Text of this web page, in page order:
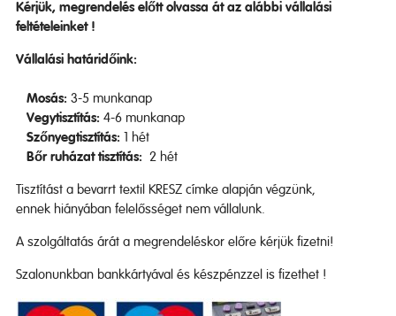
Kérjük, megrendelés előtt olvassa át az alábbi vállalási
feltételeinket !
Vállalási határidőink:
Mosás: 3-5 munkanap
Vegytisztítás: 4-6 munkanap
Szőnyegtisztítás: 1 hét
Bőr ruházat tisztítás: 2 hét
Tisztítást a bevarrt textil KRESZ címke alapján végzünk,
ennek hiányában felelősséget nem vállalunk.
A szolgáltatás árát a megrendeléskor előre kérjük fizetni!
Szalonunkban bankkártyával és készpénzzel is fizethet !